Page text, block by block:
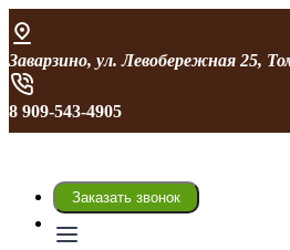
Заварзино, ул. Левобережная 25,
8 909-543-4905
Заказать звонок